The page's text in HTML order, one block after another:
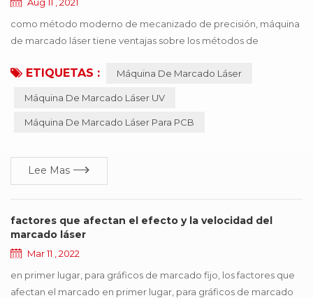
como método moderno de mecanizado de precisión, máquina
de marcado láser tiene ventajas sobre los métodos de
mecánico y la electroerosión. el equipo no requiere
especialmente adecuado para precisión, profundidad,
requisitos de suavidad del campo , tan ampliamente utilizado en
ETIQUETAS : Máquina De Marcado Láser
Máquina De Marcado Láser UV
Máquina De Marcado Láser Para PCB
Lee Mas
factores que afectan el efecto y la velocidad del
marcado láser
Mar 11 , 2022
en primer lugar, para gráficos de marcado fijo, los factores que
afectan el marcado en primer lugar, para gráficos de marcado